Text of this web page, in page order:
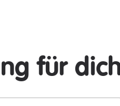
für